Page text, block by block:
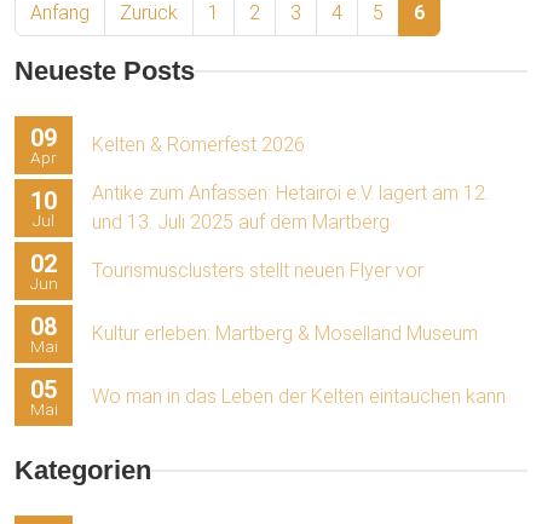
Anfang Zurück 1 2 3 4 5 6
Neueste Posts
09
Apr
Kelten & Römerfest 2026
10
Jul
Antike zum Anfassen: Hetairoi e.V. lagert am 12.
und 13. Juli 2025 auf dem Martberg
02
Jun
Tourismusclusters stellt neuen Flyer vor
08
Mai
Kultur erleben: Martberg & Moselland Museum
05
Mai
Wo man in das Leben der Kelten eintauchen kann
Kategorien